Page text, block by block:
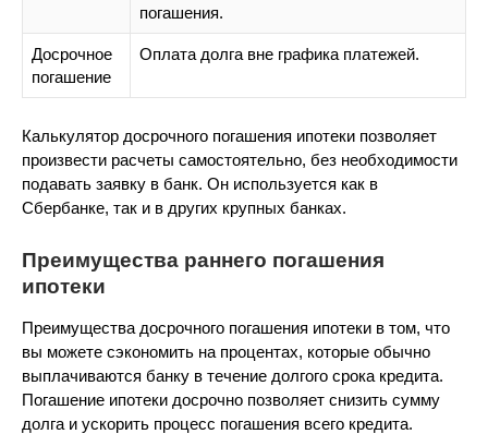
погашения.
Досрочное
погашение
Оплата долга вне графика платежей.
Калькулятор досрочного погашения ипотеки позволяет
произвести расчеты самостоятельно, без необходимости
подавать заявку в банк. Он используется как в
Сбербанке, так и в других крупных банках.
Преимущества раннего погашения
ипотеки
Преимущества досрочного погашения ипотеки в том, что
вы можете сэкономить на процентах, которые обычно
выплачиваются банку в течение долгого срока кредита.
Погашение ипотеки досрочно позволяет снизить сумму
долга и ускорить процесс погашения всего кредита.